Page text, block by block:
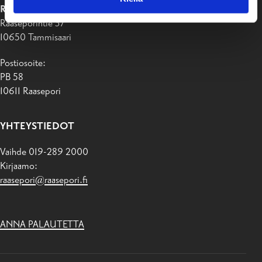
RAASEPORIN KAUPUNKI
Raaseporintie 37
10650 Tammisaari
Postiosoite:
PB 58
10611 Raasepori
YHTEYSTIEDOT
Vaihde 019-289 2000
Kirjaamo:
raasepori@raasepori.fi
ANNA PALAUTETTA